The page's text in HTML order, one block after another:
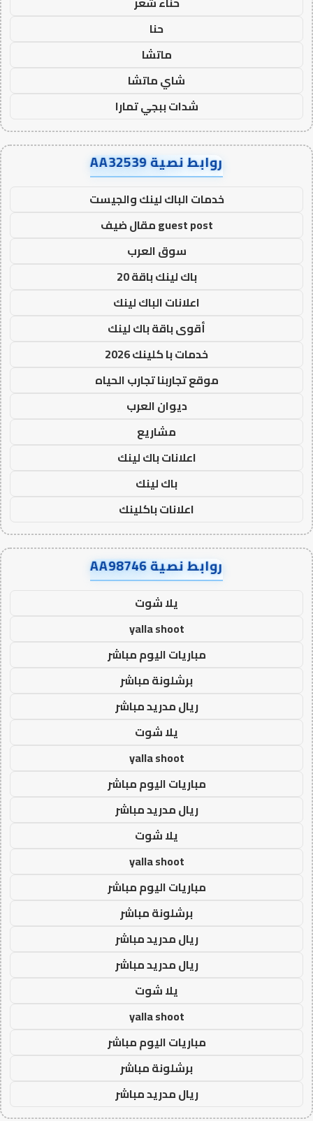
حنا
ماتشا
شاي ماتشا
شدات ببجي تمارا
روابط نصية AA32539
خدمات الباك لينك والجيست
guest post مقال ضيف
سوق العرب
باك لينك باقة 20
اعلانات الباك لينك
أقوى باقة باك لينك
خدمات با كلينك 2026
موقع تجاربنا تجارب الحياه
ديوان العرب
مشاريع
اعلانات باك لينك
باك لينك
اعلانات باكلينك
روابط نصية AA98746
يلا شوت
yalla shoot
مباريات اليوم مباشر
برشلونة مباشر
ريال مدريد مباشر
يلا شوت
yalla shoot
مباريات اليوم مباشر
ريال مدريد مباشر
يلا شوت
yalla shoot
مباريات اليوم مباشر
برشلونة مباشر
ريال مدريد مباشر
ريال مدريد مباشر
يلا شوت
yalla shoot
مباريات اليوم مباشر
برشلونة مباشر
ريال مدريد مباشر